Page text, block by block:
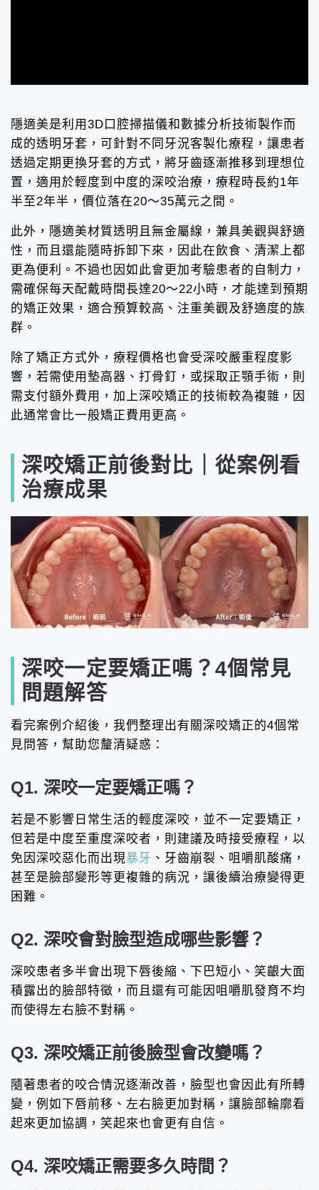
隱適美是利用3D口腔掃描儀和數據分析技術製作而
成的透明牙套，可針對不同牙況客製化療程，讓患者
透過定期更換牙套的方式，將牙齒逐漸推移到理想位
置，適用於輕度到中度的深咬治療，療程時長約1年
半至2年半，價位落在20～35萬元之間。
此外，隱適美材質透明且無金屬線，兼具美觀與舒適
性，而且還能隨時拆卸下來，因此在飲食、清潔上都
更為便利。不過也因如此會更加考驗患者的自制力，
需確保每天配戴時間長達20～22小時，才能達到預期
的矯正效果，適合預算較高、注重美觀及舒適度的族
群。
除了矯正方式外，療程價格也會受深咬嚴重程度影
響，若需使用墊高器、打骨釘，或採取正顎手術，則
需支付額外費用，加上深咬矯正的技術較為複雜，因
此通常會比一般矯正費用更高。
深咬矯正前後對比｜從案例看
治療成果
深咬一定要矯正嗎？4個常見
問題解答
看完案例介紹後，我們整理出有關深咬矯正的4個常
見問答，幫助您釐清疑惑：
Q1. 深咬一定要矯正嗎？
若是不影響日常生活的輕度深咬，並不一定要矯正，
但若是中度至重度深咬者，則建議及時接受療程，以
免因深咬惡化而出現暴牙 、牙齒崩裂、咀嚼肌酸痛，
甚至是臉部變形等更複雜的病況，讓後續治療變得更
困難。
Q2. 深咬會對臉型造成哪些影響？
深咬患者多半會出現下唇後縮、下巴短小、笑齦大面
積露出的臉部特徵，而且還有可能因咀嚼肌發育不均
而使得左右臉不對稱。
Q3. 深咬矯正前後臉型會改變嗎？
隨著患者的咬合情況逐漸改善，臉型也會因此有所轉
變，例如下唇前移、左右臉更加對稱，讓臉部輪廓看
起來更加協調，笑起來也會更有自信。
Q4. 深咬矯正需要多久時間？